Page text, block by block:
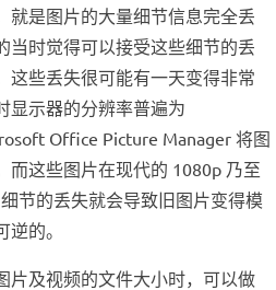
就是图片的大量细节信息完全丢
当时觉得可以接受这些细节的丢
这些丢失很可能有一天变得非常
显示器的分辨率普遍为
Office Picture Manager 将图
而这些图片在现代的 1080p 乃至
节的丢失就会导致旧图片变得模
的。
片及视频的文件大小时，可以做